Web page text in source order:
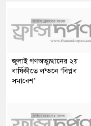
জুলাই গণঅভ্যুত্থানের ২য়
বার্ষিকীতে লন্ডনে ‘বিপ্লব
সমাবেশ’